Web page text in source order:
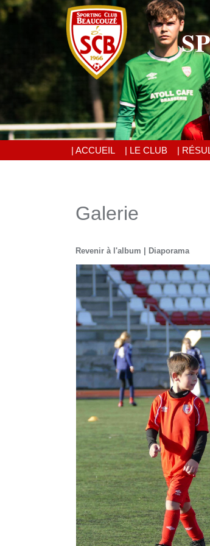
| ACCUEIL | LE CLUB |
Galerie
Revenir à l'album Diaporama